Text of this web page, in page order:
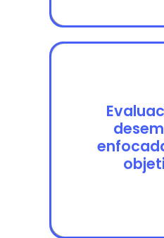
en tus